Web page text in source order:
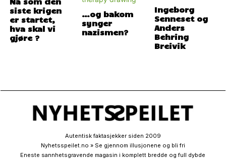
siste krigen
er startet,
hva skal vi
gjøre ?
…og bakom
synger
nazismen?
Ingeborg
Senneset og
Anders
Behring
Breivik
Autentisk faktasjekker siden 2009
Nyhetsspeilet.no » Se gjennom illusjonene og bli fri
Eneste sannhetsgravende magasin i komplett bredde og full dybde